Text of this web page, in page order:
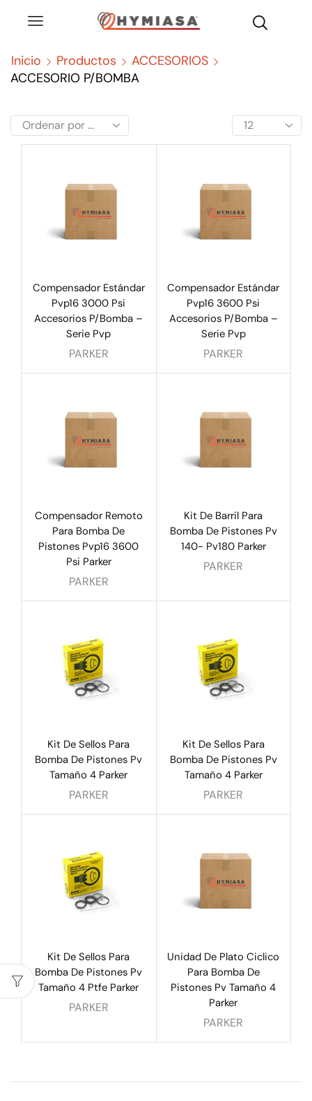
Inicio Productos
ACCESORIOS
ACCESORIO P/BOMBA
Compensador Estándar
Pvp16 3000 Psi
Accesorios P/Bomba –
Serie Pvp
PARKER
Compensador Estándar
Pvp16 3600 Psi
Accesorios P/Bomba –
Serie Pvp
PARKER
Compensador Remoto
Para Bomba De
Pistones Pvp16 3600
Psi Parker
PARKER
Kit De Barril Para
Bomba De Pistones Pv
140- Pv180 Parker
PARKER
Kit De Sellos Para
Bomba De Pistones Pv
Tamaño 4 Parker
PARKER
Kit De Sellos Para
Bomba De Pistones Pv
Tamaño 4 Parker
PARKER
Kit De Sellos Para
Bomba De Pistones Pv
Tamaño 4 Ptfe Parker
PARKER
Unidad De Plato Ciclico
Para Bomba De
Pistones Pv Tamaño 4
Parker
PARKER